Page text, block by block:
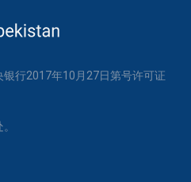
行2017年10月27日第号许可证